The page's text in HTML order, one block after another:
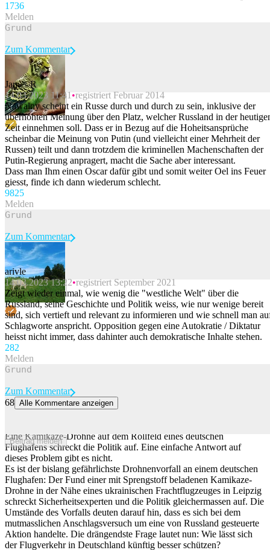
1736
Melden
Beitrag melden
Zum Kommentar
James R
14.03.2023 11:41 registriert Februar 2014
Nawalny scheint ein Russe durch und durch zu sein, inklusive der
überhöhten Meinung über den Platz, welcher Russland in der
Zeit einnehmen soll. Dass er in Bezug auf die Hoheitsansprüche
scheinbar die Meinung von Putin (und vielleicht einer Mehrheit der
Russen) teilt und dann trotzdem die kriminellen Machenschaften der
Putin-Regierung anpragert, macht die Sache aber interessant.
Dass man Ihm einen Oscar dafür gibt und somit weiter Oel ins Feuer
giesst, finde ich dann wiederum schlecht.
9825
Melden
Beitrag melden
Zum Kommentar
arivle
14.03.2023 13:22 registriert September 2021
Zeigt wieder einmal, wie wenig die "westliche Welt" über die
Russland, seine Geschichte und Politik weiss, wie nur wenige bereit
sind, sich vertieft und relevant zu informieren und wie schnell man
Schlagworte anspricht. Opposition gegen eine Autokratie / Diktatur
heisst nicht immer, dass dahinter auch demokratische Inhalte stehen.
282
Melden
Beitrag melden
Zum Kommentar
68 Alle Kommentare anzeigen
Eine Kamikaze-Drohne auf dem Rollfeld eines deutschen
Flughafens schreckt die Politik auf. Eine einfache Antwort auf
dieses Problem gibt es nicht.
Es ist der bislang gefährlichste Drohnenvorfall an einem deutschen
Flughafen: Der Fund einer mit Sprengstoff beladenen Kamikaze-
Drohne in der Nähe eines ukrainischen Frachtflugzeuges in Leipzig
schreckt Sicherheitsexperten und die Politik gleichermassen auf. Die
Umstände des Vorfalls deuten darauf hin, dass es sich bei dem
mutmasslichen Anschlagsversuch um eine von Russland gesteuerte
Aktion handelte. Die drängendste Frage lautet nun: Wie lässt sich
der Flugverkehr in Deutschland künftig besser schützen?